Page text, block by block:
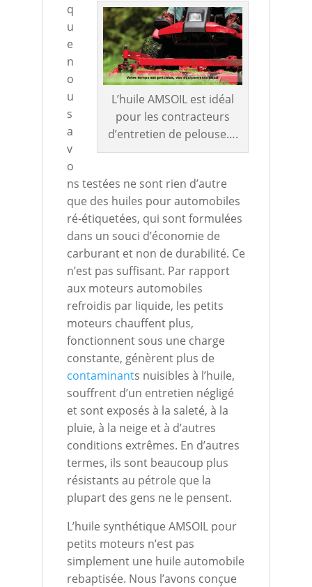
L’huile AMSOIL est idéal
pour les contracteurs
d’entretien de pelouse….
q
u
e
n
o
u
s
a
v
o
ns testées ne sont rien d’autre
que des huiles pour automobiles
ré-étiquetées, qui sont formulées
dans un souci d’économie de
carburant et non de durabilité. Ce
n’est pas suffisant. Par rapport
aux moteurs automobiles
refroidis par liquide, les petits
moteurs chauffent plus,
fonctionnent sous une charge
constante, génèrent plus de
contaminants nuisibles à l’huile,
souffrent d’un entretien négligé
et sont exposés à la saleté, à la
pluie, à la neige et à d’autres
conditions extrêmes. En d’autres
termes, ils sont beaucoup plus
résistants au pétrole que la
plupart des gens ne le pensent.
L’huile synthétique AMSOIL pour
petits moteurs n’est pas
simplement une huile automobile
rebaptisée. Nous l’avons conçue